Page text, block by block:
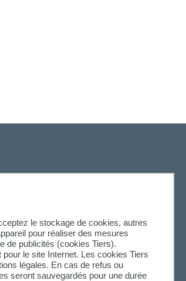
le stockage de cookies, autres
pour réaliser des mesures
de publicités (cookies Tiers).
le site Internet. Les cookies Tiers
légales. En cas de refus ou
seront sauvegardés pour une durée